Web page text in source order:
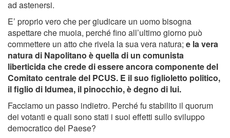
ad astenersi.
E’ proprio vero che per giudicare un uomo bisogna
aspettare che muoia, perché fino all’ultimo giorno può
commettere un atto che rivela la sua vera natura; e la vera
natura di Napolitano è quella di un comunista
liberticida che crede di essere ancora componente del
Comitato centrale del PCUS. E il suo figlioletto politico,
il figlio di Idumea, il pinocchio, è degno di lui.
Facciamo un passo indietro. Perché fu stabilito il quorum
dei votanti e quali sono stati i suoi effetti sullo sviluppo
democratico del Paese?